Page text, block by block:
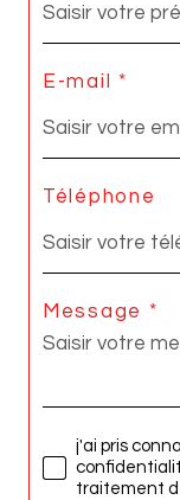
E-mail *
Téléphone
Message *
j'ai pris
traitement